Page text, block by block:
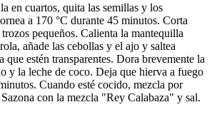
en cuartos, quita las semillas y los
a 170 °C durante 45 minutos. Corta
trozos pequeños. Calienta la mantequilla
añade las cebollas y el ajo y saltea
que estén transparentes. Dora brevemente la
y la leche de coco. Deja que hierva a fuego
Cuando esté cocido, mezcla por
con la mezcla "Rey Calabaza" y sal.